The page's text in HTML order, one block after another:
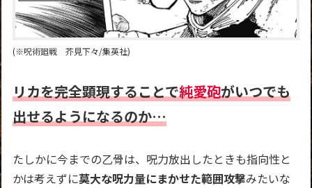
(※呪術廻戦 芥見下々/集英社)
リカを完全顕現することで純愛砲がいつでも
出せるようになるのか…
たしかに今までの乙骨は、呪力放出したときも指向性と
かは考えずに莫大な呪力量にまかせた範囲攻撃みたいな